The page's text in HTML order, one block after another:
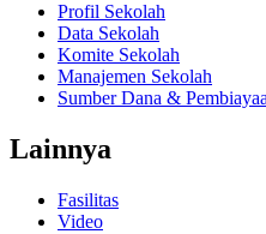
Profil Sekolah
Data Sekolah
Komite Sekolah
Manajemen Sekolah
Sumber Dana &
Lainnya
Fasilitas
Video